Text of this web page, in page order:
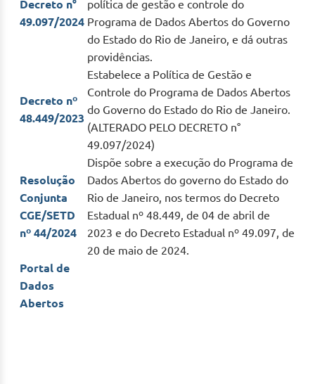
Decreto n°
49.097/2024
política de gestão e controle do
Programa de Dados Abertos do Governo
do Estado do Rio de Janeiro, e dá outras
providências.
Decreto nº
48.449/2023
Estabelece a Política de Gestão e
Controle do Programa de Dados Abertos
do Governo do Estado do Rio de Janeiro.
(ALTERADO PELO DECRETO n°
49.097/2024)
Resolução
Conjunta
CGE/SETD
nº 44/2024
Dispõe sobre a execução do Programa de
Dados Abertos do governo do Estado do
Rio de Janeiro, nos termos do Decreto
Estadual nº 48.449, de 04 de abril de
2023 e do Decreto Estadual nº 49.097, de
20 de maio de 2024.
Portal de
Dados
Abertos